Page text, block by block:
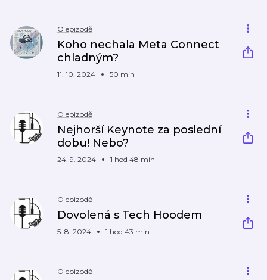
O epizodě
Koho nechala Meta Connect
chladným?
11. 10. 2024 50 min
O epizodě
Nejhorší Keynote za poslední
dobu! Nebo?
24. 9. 2024 1 hod 48 min
O epizodě
Dovolená s Tech Hoodem
5. 8. 2024 1 hod 43 min
O epizodě